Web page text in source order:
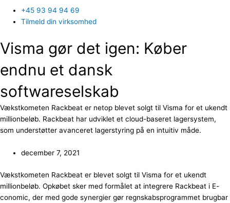
+45 93 94 94 69
Tilmeld din virksomhed
Visma gør det igen: Køber
endnu et dansk
softwareselskab
Vækstkometen Rackbeat er netop blevet solgt til Visma for et ukendt
millionbeløb. Rackbeat har udviklet et cloud-baseret lagersystem,
som understøtter avanceret lagerstyring på en intuitiv måde.
december 7, 2021
Vækstkometen Rackbeat er blevet solgt til Visma for et ukendt
millionbeløb. Opkøbet sker med formålet at integrere Rackbeat i E-
conomic, der med gode synergier gør regnskabsprogrammet brugbar